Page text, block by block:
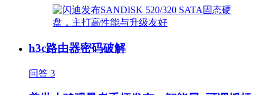
h3c路由器密码破解
问答 3